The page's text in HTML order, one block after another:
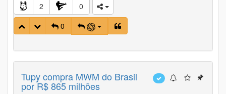
2
0
0
Tupy compra MWM do Brasil
por R$ 865 milhões